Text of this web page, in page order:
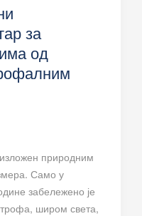
за
од
природним
Само у
забележено је
широм света,